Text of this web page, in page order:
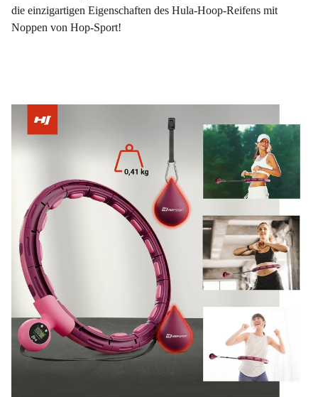
die einzigartigen Eigenschaften des Hula-Hoop-Reifens mit
Noppen von Hop-Sport!